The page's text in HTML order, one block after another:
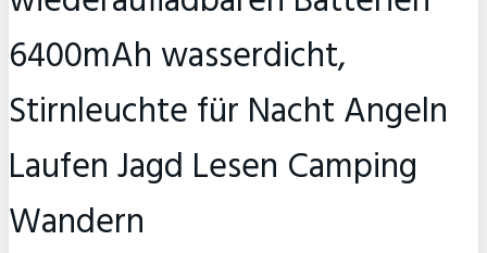
6400mAh wasserdicht,
Stirnleuchte für Nacht Angeln
Laufen Jagd Lesen Camping
Wandern